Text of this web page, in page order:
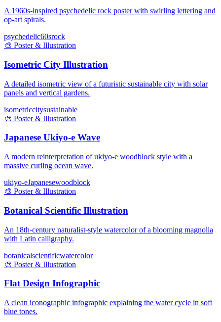
A 1960s-inspired psychedelic rock poster with swirling lettering and
op-art spirals.
psychedelic60srock
🎨 Poster & Illustration
Isometric City Illustration
A detailed isometric view of a futuristic sustainable city with solar
panels and vertical gardens.
isometriccitysustainable
🎨 Poster & Illustration
Japanese Ukiyo-e Wave
A modern reinterpretation of ukiyo-e woodblock style with a
massive curling ocean wave.
ukiyo-eJapanesewoodblock
🎨 Poster & Illustration
Botanical Scientific Illustration
An 18th-century naturalist-style watercolor of a blooming magnolia
with Latin calligraphy.
botanicalscientificwatercolor
🎨 Poster & Illustration
Flat Design Infographic
A clean iconographic infographic explaining the water cycle in soft
blue tones.